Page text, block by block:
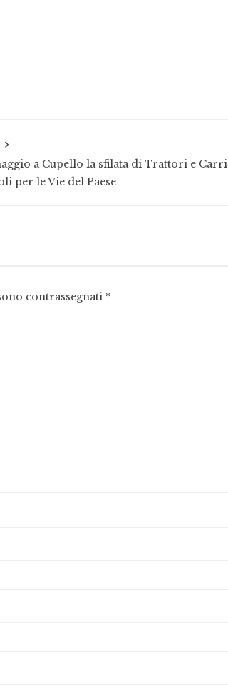
a Cupello la sfilata di Trattori e Carri
per le Vie del Paese
contrassegnati *